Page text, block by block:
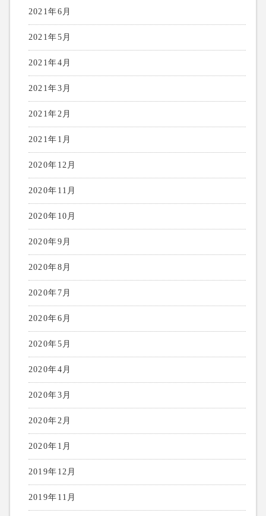
2021年6月
2021年5月
2021年4月
2021年3月
2021年2月
2021年1月
2020年12月
2020年11月
2020年10月
2020年9月
2020年8月
2020年7月
2020年6月
2020年5月
2020年4月
2020年3月
2020年2月
2020年1月
2019年12月
2019年11月